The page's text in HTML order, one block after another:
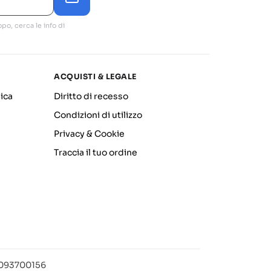
cerca le info di
ACQUISTI & LEGALE
Diritto di recesso
Condizioni di utilizzo
Privacy & Cookie
Traccia il tuo ordine